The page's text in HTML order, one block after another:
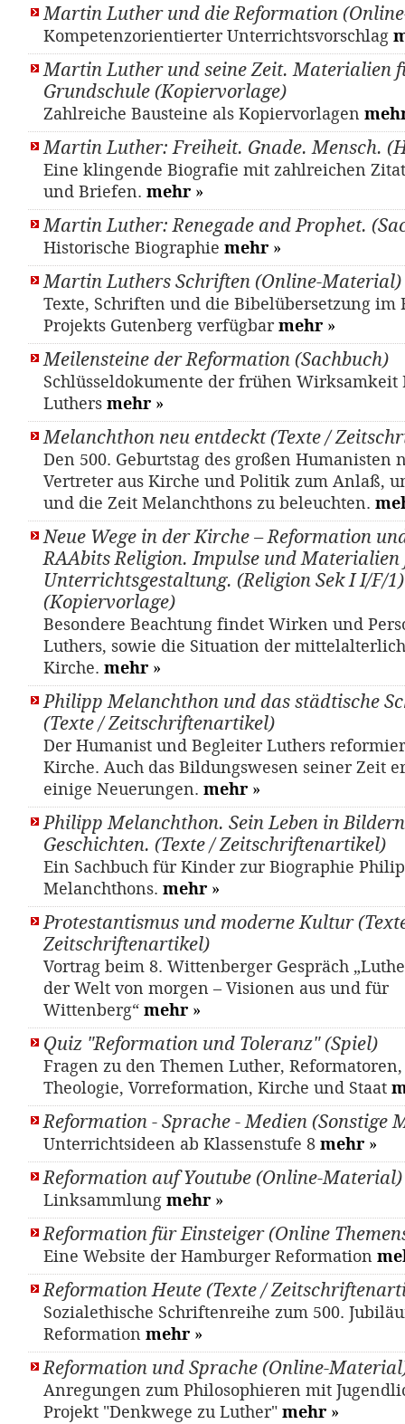
Martin Luther und die Reformation
Kompetenzorientierter Unterrichtsvorschlag
Martin Luther und seine Zeit. Materialien
Grundschule (Kopiervorlage)
Zahlreiche Bausteine als Kopiervorlagen
Martin Luther: Freiheit. Gnade. Mensch.
Eine klingende Biografie mit zahlreichen
und Briefen. mehr »
Martin Luther: Renegade and Prophet.
Historische Biographie mehr »
Martin Luthers Schriften (Online-Material)
Texte, Schriften und die Bibelübersetzung im
Projekts Gutenberg verfügbarmehr »
Meilensteine der Reformation (Sachbuch)
Schlüsseldokumente der frühen
Luthers mehr »
Melanchthon neu entdeckt (Texte /
Den 500. Geburtstag des großen Humanisten
Vertreter aus Kirche und Politik zum Anlaß,
und die Zeit Melanchthons zu beleuchten.
Neue Wege in der Kirche – Reformation
RAAbits Religion. Impulse und
Unterrichtsgestaltung. (Religion Sek I I/F/1)
(Kopiervorlage)
Besondere Beachtung findet Wirken und
Luthers, sowie die Situation der
Kirche. mehr »
Philipp Melanchthon und das städtische
(Texte / Zeitschriftenartikel)
Der Humanist und Begleiter Luthers
Kirche. Auch das Bildungswesen seiner Zeit
einige Neuerungen. mehr »
Philipp Melanchthon. Sein Leben in
Geschichten. (Texte / Zeitschriftenartikel)
Ein Sachbuch für Kinder zur Biographie
Melanchthons. mehr »
Protestantismus und moderne Kultur
Zeitschriftenartikel)
Vortrag beim 8. Wittenberger Gespräch
der Welt von morgen – Visionen aus und für
Wittenberg“ mehr »
Quiz "Reformation und Toleranz" (Spiel)
Fragen zu den Themen Luther,
Theologie, Vorreformation, Kirche und Staat
Reformation - Sprache - Medien (Sonstige
Unterrichtsideen ab Klassenstufe 8 mehr »
Reformation auf Youtube (Online-Material)
Linksammlung mehr »
Reformation für Einsteiger (Online
Eine Website der Hamburger Reformation
Reformation Heute (Texte /
Sozialethische Schriftenreihe zum 500.
Reformation mehr »
Reformation und Sprache (Online-
Anregungen zum Philosophieren mit
Projekt "Denkwege zu Luther" mehr »